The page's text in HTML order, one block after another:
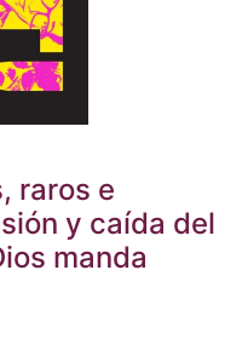
raros e
y caída del
manda